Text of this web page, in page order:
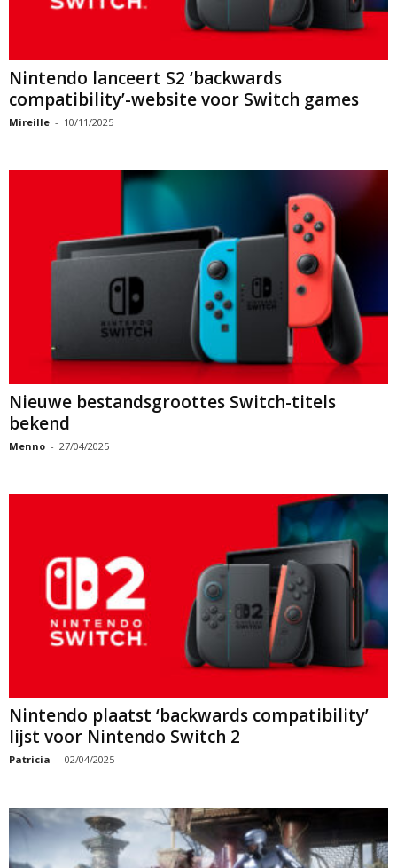
Nintendo lanceert S2 ‘backwards
compatibility’-website voor Switch games
Mireille - 10/11/2025
Nieuwe bestandsgroottes Switch-titels
bekend
Menno - 27/04/2025
Nintendo plaatst ‘backwards compatibility’
lijst voor Nintendo Switch 2
Patricia - 02/04/2025